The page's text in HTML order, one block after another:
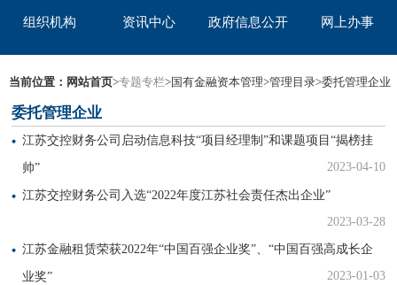
组织机构 资讯中心 政府信息公开 网上办事
当前位置： 网站首页>专题专栏>国有金融资本管理>管理目录>委托管理企业
委托管理企业
江苏交控财务公司启动信息科技“项目经理制”和课题项目“揭榜挂
帅” 2023-04-10
江苏交控财务公司入选“2022年度江苏社会责任杰出企业”
2023-03-28
江苏金融租赁荣获2022年“中国百强企业奖”、“中国百强高成长企
业奖” 2023-01-03